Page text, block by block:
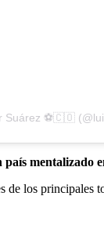
Suárez ⚽️🇨🇴
mentalizado
de los